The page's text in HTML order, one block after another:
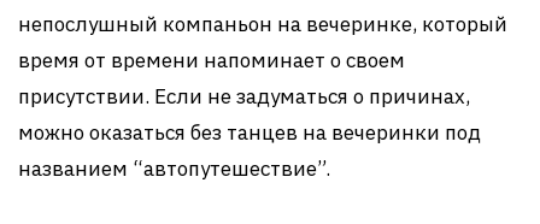
непослушный компаньон на вечеринке, который
время от времени напоминает о своем
присутствии. Если не задуматься о причинах,
можно оказаться без танцев на вечеринки под
названием “автопутешествие”.